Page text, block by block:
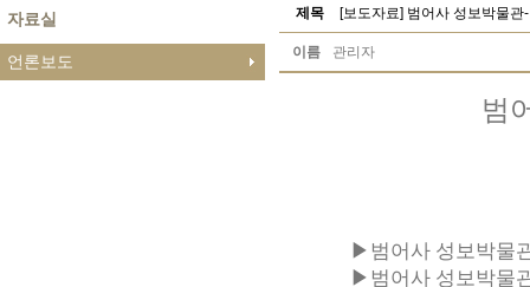
자료실
언론보도
제목 [보도자료] 범어사 성보박물
이름 관리자
범
▶범어사 성보박물관 10
▶ 범어사 성보박물